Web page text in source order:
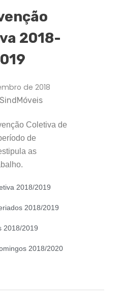
2018-
de 2018
SindMóveis
Coletiva de
de
as
2018/2019
2018/2019
2018/2019
2018/2020